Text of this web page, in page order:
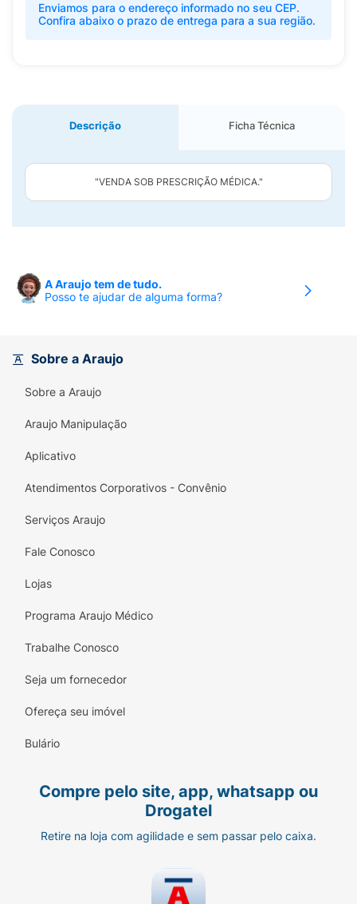
Enviamos para o endereço informado no seu CEP.
Confira abaixo o prazo de entrega para a sua região.
Descrição Ficha Técnica
"VENDA SOB PRESCRIÇÃO MÉDICA."
A Araujo tem de tudo.
Posso te ajudar de alguma forma?
Sobre a Araujo
Sobre a Araujo
Araujo Manipulação
Aplicativo
Atendimentos Corporativos - Convênio
Serviços Araujo
Fale Conosco
Lojas
Programa Araujo Médico
Trabalhe Conosco
Seja um fornecedor
Ofereça seu imóvel
Bulário
Compre pelo site, app, whatsapp ou
Drogatel
Retire na loja com agilidade e sem passar pelo caixa.